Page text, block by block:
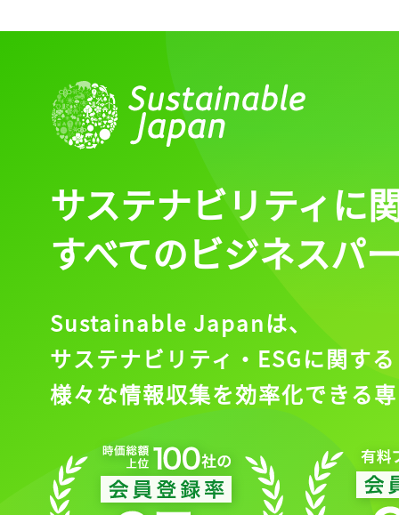
サステナビリティに
すべてのビジネスパ
Sustainable Japanは、
サステナビリティ・ESGに関する
様々な情報収集を効率化できる